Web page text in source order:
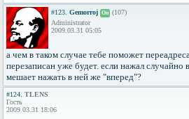
#123. Gemorroj On (107)
Administrator
2009.03.31 05:05
а чем в таком случае тебе поможет
перезаписан уже будет. если нажал случайно
мешает нажать в ней же "вперед"?
#124. TLENS
Гость
2009.03.31 18:06